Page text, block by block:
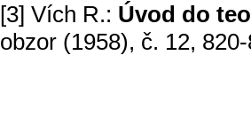
[3] Vích R.: Úvod do
obzor (1958), č. 12,